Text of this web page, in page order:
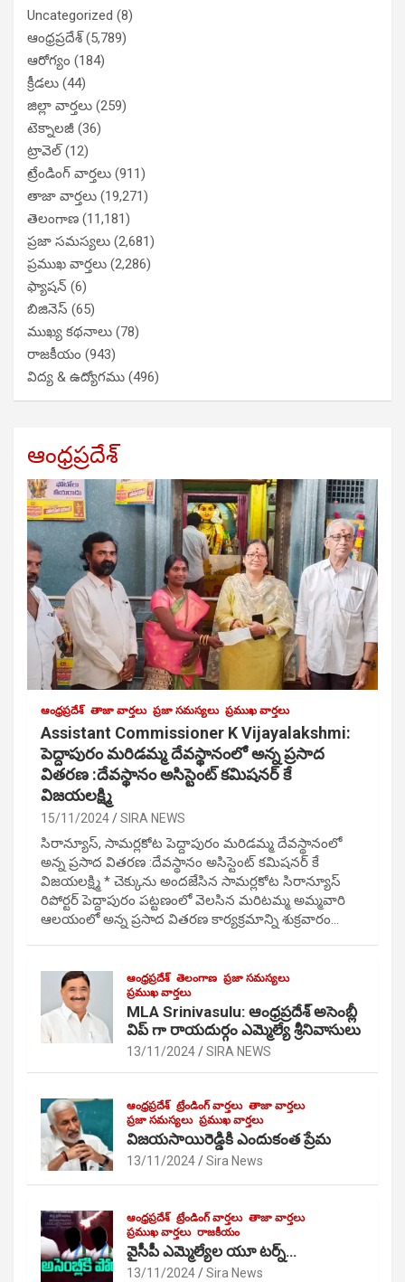
Uncategorized (8)
ఆంధ్రప్రదేశ్(5,789)
ఆరోగ్యం (184)
క్రీడలు (44)
జిల్లా వార్తలు (259)
టెక్నాలజీ (36)
ట్రావెల్(12)
ట్రేండింగ్ వార్తలు (911)
తాజా వార్తలు (19,271)
తెలంగాణ (11,181)
ప్రజా సమస్యలు (2,681)
ప్రముఖ వార్తలు (2,286)
ఫ్యాషన్ (6)
బిజినెస్ (65)
ముఖ్య కథనాలు (78)
రాజకీయం (943)
విద్య & ఉద్యోగము (496)
ఆంధ్రప్రదేశ్
ఆంధ్రప్రదేశ్ తాజా వార్తలు ప్రజా సమస్యలు ప్రముఖ వార్తలు
Assistant Commissioner K Vijayalakshmi:
పెద్దాపురం మరిడమ్మ దేవస్థానంలో అన్న ప్రసాద
వితరణ :దేవస్థానం అసిస్టెంట్ కమిషనర్ కే
విజయలక్ష్మి
15/11/2024 SIRA NEWS
సిరాన్యూస్, సామర్లకోట పెద్దాపురం మరిడమ్మ దేవస్థానంలో
అన్న ప్రసాద వితరణ :దేవస్థానం అసిస్టెంట్ కమిషనర్ కే
విజయలక్ష్మి * చెక్కును అందజేసిన సామర్లకోట సిరాన్యూస్
రిపోర్టర్ పెద్దాపురం పట్టణంలో వెలసిన మరిటమ్మ అమ్మవారి
ఆలయంలో అన్న ప్రసాద వితరణ కార్యక్రమాన్ని శుక్రవారం…
ఆంధ్రప్రదేశ్ తెలంగాణ ప్రజా సమస్యలు
ప్రముఖ వార్తలు
MLA Srinivasulu: ఆంధ్రప్రదేశ్ అసెంబ్లీ
విప్ గా రాయదుర్గం ఎమ్మెల్యే శ్రీనివాసులు
13/11/2024 SIRA NEWS
ఆంధ్రప్రదేశ్ ట్రేండింగ్ వార్తలు తాజా వార్తలు
ప్రజా సమస్యలు ప్రముఖ వార్తలు
విజయసాయిరెడ్డికి ఎందుకంత ప్రేమ
13/11/2024 Sira News
ఆంధ్రప్రదేశ్ ట్రేండింగ్ వార్తలు తాజా వార్తలు
ప్రముఖ వార్తలు రాజకీయం
వైసీపీ ఎమ్మెల్యేల యూ టర్న్…
13/11/2024 Sira News